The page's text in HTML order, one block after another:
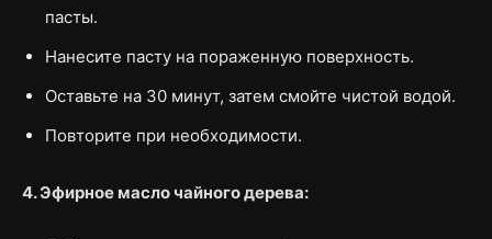
пасты.
Нанесите пасту на пораженную поверхность.
Оставьте на 30 минут, затем смойте чистой водой.
Повторите при необходимости.
4. Эфирное масло чайного дерева: